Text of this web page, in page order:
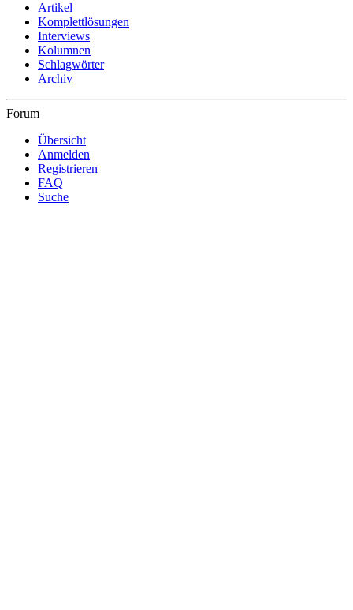
Artikel
Komplettlösungen
Interviews
Kolumnen
Schlagwörter
Archiv
Forum
Übersicht
Anmelden
Registrieren
FAQ
Suche